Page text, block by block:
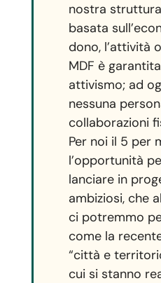
nostra
basata
dono, l’attività
MDF è
attivismo; ad
nessuna
collaborazioni
Per noi il 5 per
l’opportunità
lanciare in
ambiziosi, che
ci potremmo
come la
“città e
cui si stanno